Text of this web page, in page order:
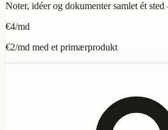
Noter, idéer og dokumenter samlet ét
€4/md
€2/md med et primærprodukt